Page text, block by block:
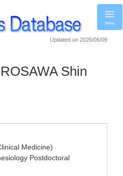
Menu
Updated on 2026/06/09
Shin
Medicine)
Postdoctoral